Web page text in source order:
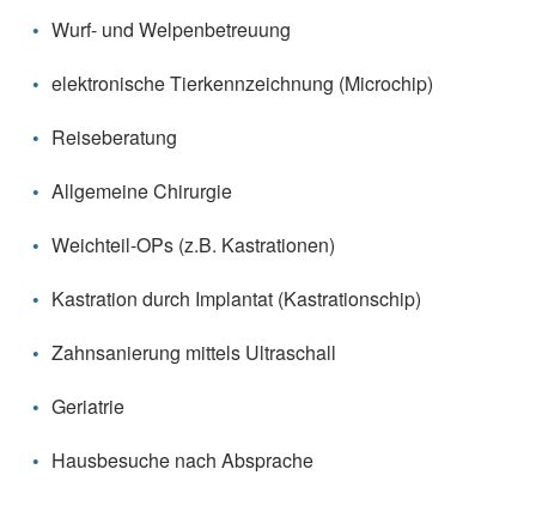
Wurf- und Welpenbetreuung
elektronische Tierkennzeichnung (Microchip)
Reiseberatung
Allgemeine Chirurgie
Weichteil-OPs (z.B. Kastrationen)
Kastration durch Implantat (Kastrationschip)
Zahnsanierung mittels Ultraschall
Geriatrie
Hausbesuche nach Absprache